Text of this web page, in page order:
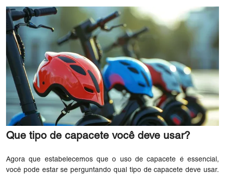
Que tipo de capacete você deve usar?
Agora que estabelecemos que o uso de capacete é essencial,
você pode estar se perguntando qual tipo de capacete deve usar.